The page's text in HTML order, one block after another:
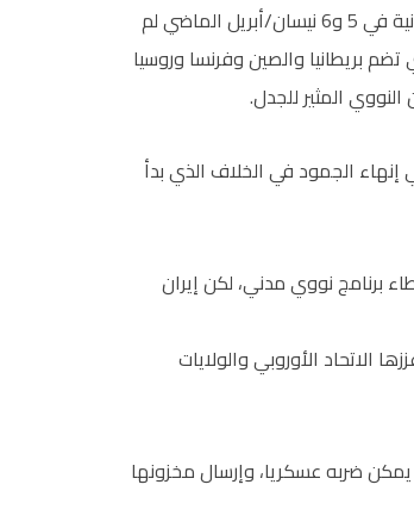
وتاتي هذه المحادثات عقب لقاء بين الاثنين في مدينة ألما – أتا الكازاخستانية في 5 و6 نيسان/أبريل الماضي لم
بريطانيا والصين وفرنسا وروسيا
المثير للجدل.
الجمود في الخلاف الذي بدأ
برنامج نووي مدني، لكن إيران
الاتحاد الأوروبي والولايات
ضربه عسكريا، وإرسال مخزونها